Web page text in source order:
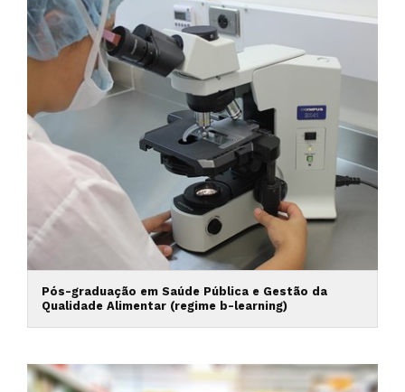
Pós-graduação em Saúde Pública e Gestão da
Qualidade Alimentar (regime b-learning)